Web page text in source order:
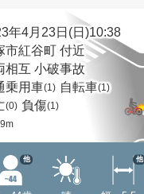
年4月23日(日)10:38
市紅谷町 付近
相互 小破事故
乗用車(1) 自転車(1)
(0) 負傷(1)
他 他